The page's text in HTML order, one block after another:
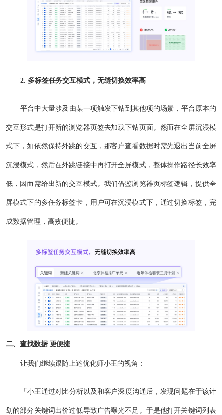
2. 多标签任务交互模式，无缝切换效率高
平台中大量涉及由某一项触发下钻到其他项的场景，平台原本的
交互形式是打开新的浏览器页签去加载下钻页面。然而在全屏沉浸模
式下，如依然保持外跳的交互，那客户查看数据时需先退出当前全屏
沉浸模式，然后在外跳链接中再打开全屏模式，整体操作路径长效率
低，因而需给出新的交互模式。我们借鉴浏览器页标签逻辑，提供全
屏模式下的多任务标签卡，用户可在沉浸模式下，通过切换标签，完
成数据管理，高效便捷。
二、查找数据 更便捷
让我们继续跟随上述优化师小王的视角：
「小王通过对比分析以及和客户深度沟通后，发现问题在于该计
划的部分关键词出价过低导致广告曝光不足。于是他打开关键词列表